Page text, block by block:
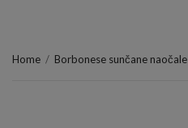
Home / Borbonese sunčane naočale